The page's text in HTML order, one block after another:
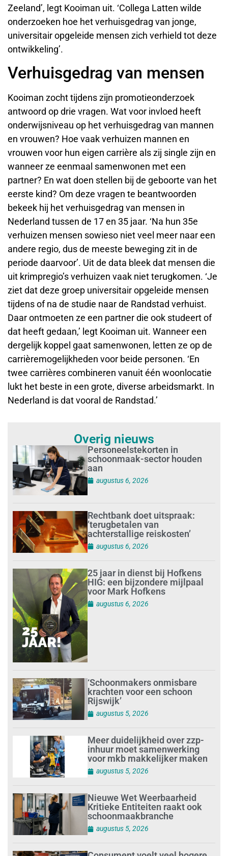
Zeeland’, legt Kooiman uit. ‘Collega Latten wilde
onderzoeken hoe het verhuisgedrag van jonge,
universitair opgeleide mensen zich verhield tot deze
ontwikkeling’.
Verhuisgedrag van mensen
Kooiman zocht tijdens zijn promotieonderzoek
antwoord op drie vragen. Wat voor invloed heeft
onderwijsniveau op het verhuisgedrag van mannen
en vrouwen? Hoe vaak verhuizen mannen en
vrouwen voor hun eigen carrière als zij single zijn en
wanneer ze eenmaal samenwonen met een
partner? En wat doen stellen bij de geboorte van het
eerste kind? Om deze vragen te beantwoorden
bekeek hij het verhuisgedrag van mensen in
Nederland tussen de 17 en 35 jaar. ‘Na hun 35e
verhuizen mensen sowieso niet veel meer naar een
andere regio, dus de meeste beweging zit in de
periode daarvoor’. Uit de data bleek dat mensen die
uit krimpregio’s verhuizen vaak niet terugkomen. ‘Je
ziet dat deze groep universitair opgeleide mensen
tijdens of na de studie naar de Randstad verhuist.
Daar ontmoeten ze een partner die ook studeert of
dat heeft gedaan,’ legt Kooiman uit. Wanneer een
dergelijk koppel gaat samenwonen, letten ze op de
carrièremogelijkheden voor beide personen. ‘En
twee carrières combineren vanuit één woonlocatie
lukt het beste in een grote, diverse arbeidsmarkt. In
Nederland is dat vooral de Randstad.’
Overig nieuws
Personeelstekorten in
schoonmaak-sector houden
aan
augustus 6, 2026
Rechtbank doet uitspraak:
’terugbetalen van
achterstallige reiskosten’
augustus 6, 2026
25 jaar in dienst bij Hofkens
HIG: een bijzondere mijlpaal
voor Mark Hofkens
augustus 6, 2026
‘Schoonmakers onmisbare
krachten voor een schoon
Rijswijk’
augustus 5, 2026
Meer duidelijkheid over zzp-
inhuur moet samenwerking
voor mkb makkelijker maken
augustus 5, 2026
Nieuwe Wet Weerbaarheid
Kritieke Entiteiten raakt ook
schoonmaakbranche
augustus 5, 2026